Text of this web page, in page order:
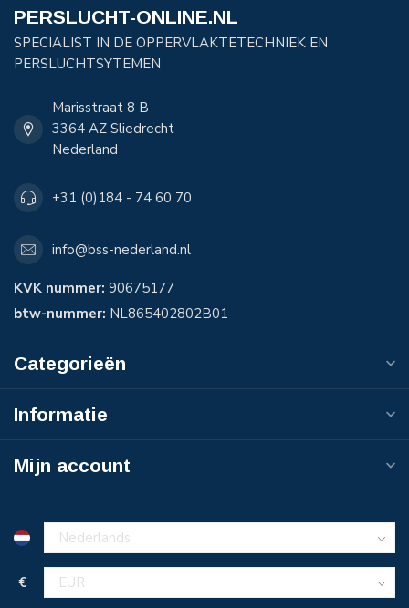
PERSLUCHT-ONLINE.NL
SPECIALIST IN DE OPPERVLAKTETECHNIEK EN
PERSLUCHTSYTEMEN
Marisstraat 8 B
3364 AZ Sliedrecht
Nederland
+31 (0)184 - 74 60 70
info@bss-nederland.nl
KVK nummer: 90675177
btw-nummer: NL865402802B01
Categorieën
Informatie
Mijn account
€